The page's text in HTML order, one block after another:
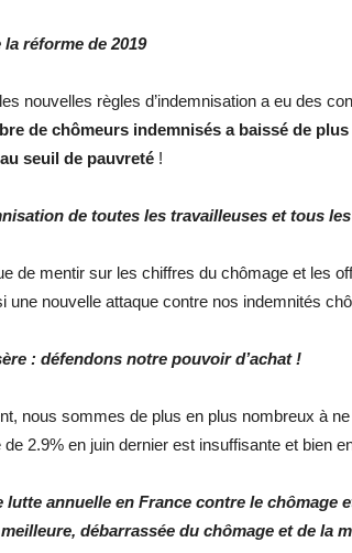
réforme de 2019
nouvelles règles d’indemnisation a eu des
de chômeurs indemnisés a baissé de plus
seuil de pauvreté !
de toutes les travailleuses et tous
de mentir sur les chiffres du chômage et les
une nouvelle attaque contre nos indemnités
: défendons notre pouvoir d’achat !
nous sommes de plus en plus nombreux à
2.9% en juin dernier est insuffisante et bien
lutte annuelle en France contre le
débarrassée du chômage et de la